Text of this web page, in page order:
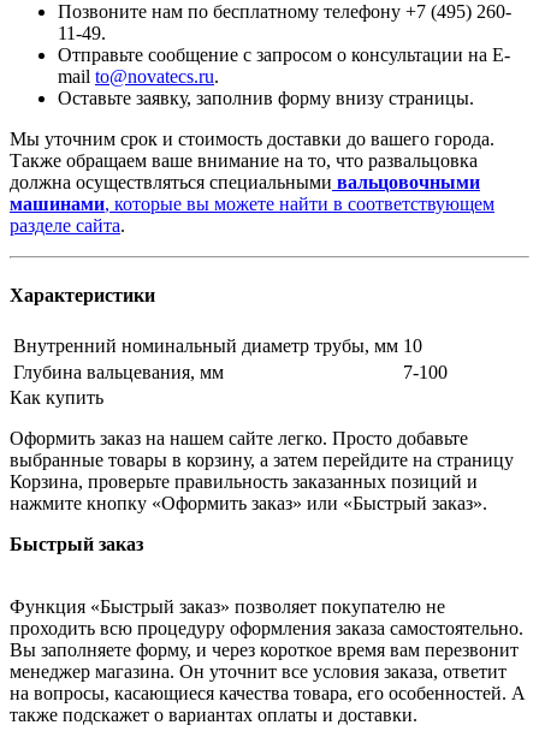
Позвоните нам по бесплатному телефону +7 (495) 260-
11-49.
Отправьте сообщение с запросом о консультации на E-
mail to@novatecs.ru.
Оставьте заявку, заполнив форму внизу страницы.
Мы уточним срок и стоимость доставки до вашего города.
Также обращаем ваше внимание на то, что развальцовка
должна осуществляться специальными вальцовочными
машинами, которые вы можете найти в соответствующем
разделе сайта.
Характеристики
Внутренний номинальный диаметр трубы, мм 10
Глубина вальцевания, мм
7-100
Как купить
Оформить заказ на нашем сайте легко. Просто добавьте
выбранные товары в корзину, а затем перейдите на страницу
Корзина, проверьте правильность заказанных позиций и
нажмите кнопку «Оформить заказ» или «Быстрый заказ».
Быстрый заказ
Функция «Быстрый заказ» позволяет покупателю не
проходить всю процедуру оформления заказа самостоятельно.
Вы заполняете форму, и через короткое время вам перезвонит
менеджер магазина. Он уточнит все условия заказа, ответит
на вопросы, касающиеся качества товара, его особенностей. А
также подскажет о вариантах оплаты и доставки.